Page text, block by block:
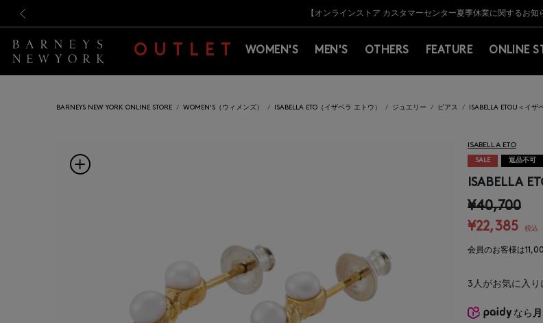
新規登録のお客様も対象！＜MY BARNEYS＞会員のお客様は11,000円（税込）以上のお買
【夏季休業に伴う出荷一時停止のお知らせ】
【オンラインストア カスタマーセンター夏季休業に関するお知
【夏季休業に伴う返品・交換承り一時停止のお知らせ】
熊本県を中心とした地震の影響によるお荷物のお届
【開催中】SUMMER SALEのご案内・ご注意事
新規登録のお客様も対象！＜MY BARNEYS＞会員のお客様は11,000円（税込）以上のお買
【夏季休業に伴う出荷一時停止のお知らせ】
OUTLET WOMEN'S MEN'S OTHERS FEATURE ONLINE
BARNEYS NEW YORK ONLINE STORE WOMEN'S（ウィメンズ） ISABELLA ETO（イザベラ エトウ） ジュエリー ピアス ISABELLA ETOU＜イ
ISABELLA ETO
SALE
返品不可
ISABELLA
¥40,700
¥22,385
税込
会員のお客様は
3人がお気に入り
なら